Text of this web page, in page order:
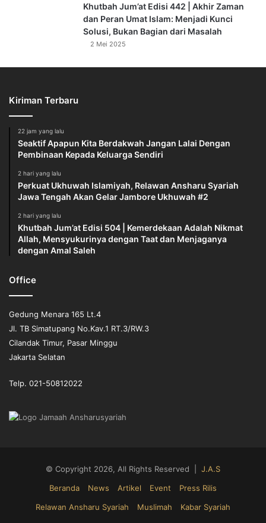
Khutbah Jum’at Edisi 442 | Akhir Zaman
dan Peran Umat Islam: Menjadi Kunci
Solusi, Bukan Bagian dari Masalah
2 Mei 2025
Kiriman Terbaru
22 jam yang lalu
Seaktif Apapun Kita Berdakwah Jangan Lalai Dengan
Pembinaan Kepada Keluarga Sendiri
2 hari yang lalu
Perkuat Ukhuwah Islamiyah, Relawan Ansharu Syariah
Jawa Tengah Akan Gelar Jambore Ukhuwah #2
2 hari yang lalu
Khutbah Jum’at Edisi 504 | Kemerdekaan Adalah Nikmat
Allah, Mensyukurinya dengan Taat dan Menjaganya
dengan Amal Saleh
Office
Gedung Menara 165 Lt.4
Jl. TB Simatupang No.Kav.1 RT.3/RW.3
Cilandak Timur, Pasar Minggu
Jakarta Selatan
Telp. 021-50812022
© Copyright 2026, All Rights Reserved | J.A.S
Beranda
News Artikel Event
Press Rilis
Relawan Ansharu Syariah
Muslimah
Kabar Syariah